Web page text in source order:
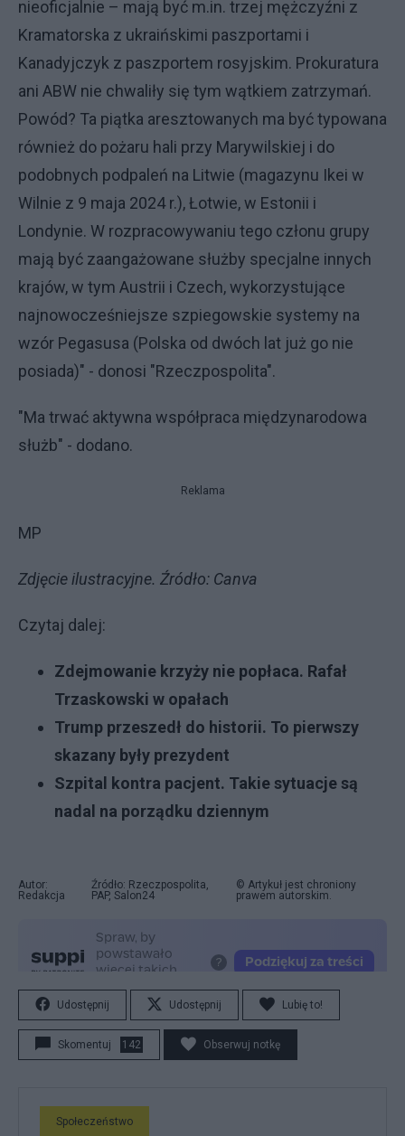
nieoficjalnie – mają być m.in. trzej mężczyźni z
Kramatorska z ukraińskimi paszportami i
Kanadyjczyk z paszportem rosyjskim. Prokuratura
ani ABW nie chwaliły się tym wątkiem zatrzymań.
Powód? Ta piątka aresztowanych ma być typowana
również do pożaru hali przy Marywilskiej i do
podobnych podpaleń na Litwie (magazynu Ikei w
Wilnie z 9 maja 2024 r.), Łotwie, w Estonii i
Londynie. W rozpracowywaniu tego członu grupy
mają być zaangażowane służby specjalne innych
krajów, w tym Austrii i Czech, wykorzystujące
najnowocześniejsze szpiegowskie systemy na
wzór Pegasusa (Polska od dwóch lat już go nie
posiada)" - donosi "Rzeczpospolita".
"Ma trwać aktywna współpraca międzynarodowa
służb" - dodano.
Reklama
MP
Zdjęcie ilustracyjne. Źródło: Canva
Czytaj dalej:
Zdejmowanie krzyży nie popłaca. Rafał
Trzaskowski w opałach
Trump przeszedł do historii. To pierwszy
skazany były prezydent
Szpital kontra pacjent. Takie sytuacje są
nadal na porządku dziennym
Autor:
Redakcja
Źródło: Rzeczpospolita,
PAP, Salon24
© Artykuł jest chroniony
prawem autorskim.
Udostępnij Udostępnij Lubię to!
Skomentuj 142 Obserwuj notkę
Społeczeństwo